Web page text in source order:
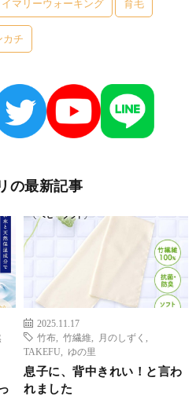
マリーウォーキング 育毛
カチ
の最新記事
2025.11.17
竹布
竹繊維 月のしずく
TAKEFU
ゆの里
息子に、背中きれい！と言わ
れました